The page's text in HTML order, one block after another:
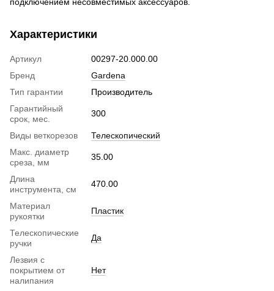
Характеристики
Артикул
00297-20.000.00
Бренд
Gardena
Тип гарантии
Производитель
Гарантийный
срок, мес.
300
Виды веткорезов
Телескопический
Макс. диаметр
среза, мм
35.00
Длина
инструмента, см
470.00
Материал
рукоятки
Пластик
Телескопические
ручки
Да
Лезвия с
покрытием от
налипания
Нет